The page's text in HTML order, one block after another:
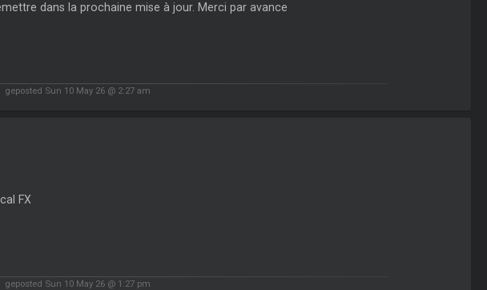
dans la prochaine mise à jour. Merci par avance
geposted Sun 10 May 26 @ 2:27 am
FX
geposted Sun 10 May 26 @ 1:27 pm